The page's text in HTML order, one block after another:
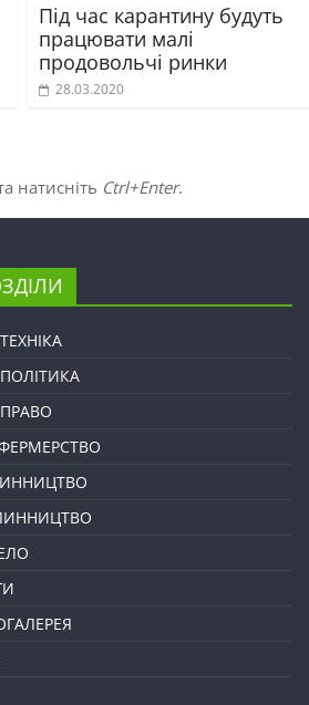
Під час карантину будуть
працювати малі
продовольчі ринки
28.03.2020
натисніть Ctrl+Enter.